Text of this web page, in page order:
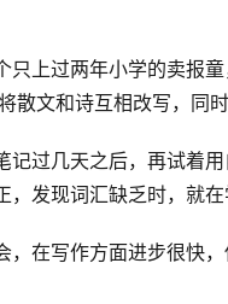
只上过两年小学的卖报
文和诗互相改写，同
过几天之后，再试着
发现词汇缺乏时，就在
，在写作方面进步很快